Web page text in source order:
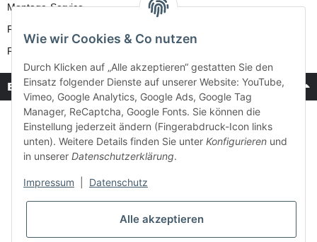
Montage-Service
Reparatur-Service
Retouren-Service
Bezahlung & Versand
Wie wir Cookies & Co nutzen
Durch Klicken auf „Alle akzeptieren“ gestatten Sie den
Einsatz folgender Dienste auf unserer Website: YouTube,
Vimeo, Google Analytics, Google Ads, Google Tag
Manager, ReCaptcha, Google Fonts. Sie können die
Einstellung jederzeit ändern (Fingerabdruck-Icon links
unten). Weitere Details finden Sie unter Konfigurieren und
in unserer Datenschutzerklärung.
Impressum Datenschutz
Alle akzeptieren